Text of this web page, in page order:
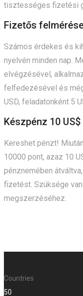
tisztességes fizetési
Fizetős
Számos érdekes és
nyelvén minden nap.
elvégzésével,
felfedezésével és
USD, feladatonként 5
Készpénz 10 US$
Kereshet pénzt!
10000 pont, azaz 10
pénznemében
fizetést. Szüksége
megszerzéséhez.
Countries
50